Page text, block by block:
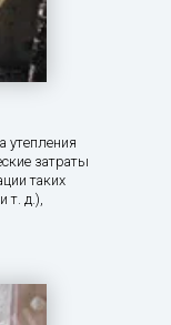
утепления
затраты
таких
т. д.),